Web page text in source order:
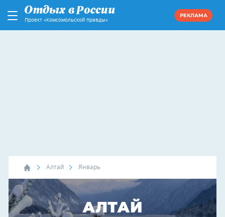
Проект «Комсомольской правды»
РЕКЛАМА
Алтай Январь
АЛТАЙ